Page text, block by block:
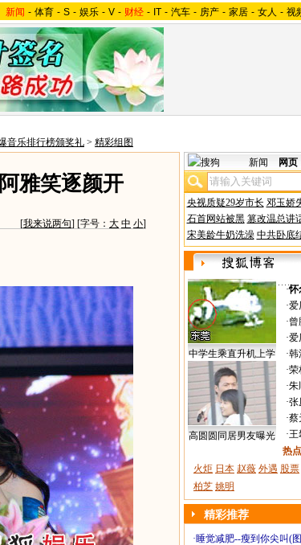
新闻 - 体育 - S - 娱乐 - V - 财经 - IT - 汽车 - 房产 - 家居 - 女人 - 视
音乐排行榜颁奖礼 > 精彩组图
雅笑逐颜开
[我来说两句] [字号： 大 中 小]
新闻 网页
央视质疑29岁市长 邓玉娇
石首网站被黑 篡改温总讲
宋美龄牛奶洗澡 中共卧底
中学生乘直升机上学
高圆圆同居男友曝光
·怀
·爱
·曾
·爱
·韩
·荣
·朱
·张
·蔡
·王
热
火炬 日本 赵薇 外遇 股票
柏芝 姚明
精彩推荐
·睡觉减肥--瘦到你尖叫(